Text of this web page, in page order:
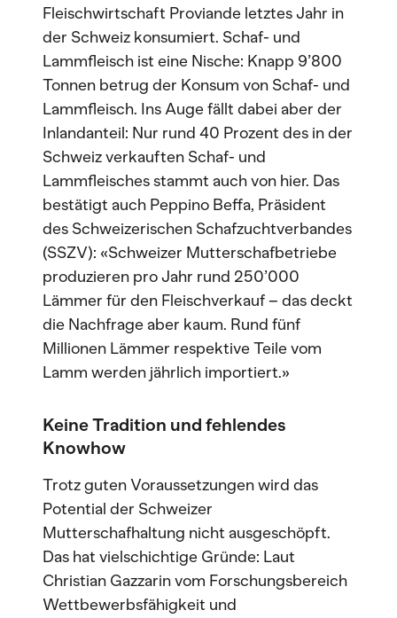
Fleischwirtschaft Proviande letztes Jahr in
der Schweiz konsumiert. Schaf- und
Lammfleisch ist eine Nische: Knapp 9’800
Tonnen betrug der Konsum von Schaf- und
Lammfleisch. Ins Auge fällt dabei aber der
Inlandanteil: Nur rund 40 Prozent des in der
Schweiz verkauften Schaf- und
Lammfleisches stammt auch von hier. Das
bestätigt auch Peppino Beffa, Präsident
des Schweizerischen Schafzuchtverbandes
(SSZV): «Schweizer Mutterschafbetriebe
produzieren pro Jahr rund 250’000
Lämmer für den Fleischverkauf – das deckt
die Nachfrage aber kaum. Rund fünf
Millionen Lämmer respektive Teile vom
Lamm werden jährlich importiert.»
Keine Tradition und fehlendes
Knowhow
Trotz guten Voraussetzungen wird das
Potential der Schweizer
Mutterschafhaltung nicht ausgeschöpft.
Das hat vielschichtige Gründe: Laut
Christian Gazzarin vom Forschungsbereich
Wettbewerbsfähigkeit und